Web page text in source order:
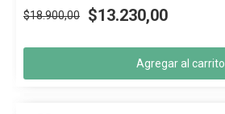
$18.900,00 $13.230,00
Agregar al carrito